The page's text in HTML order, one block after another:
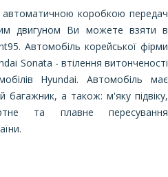
автоматичною коробкою передач
двигуном Ви можете взяти в
Автомобіль корейської фірми
Sonata - втілення витонченості
Hyundai. Автомобіль має
багажник, а також: м'яку підвіку,
та плавне пересування